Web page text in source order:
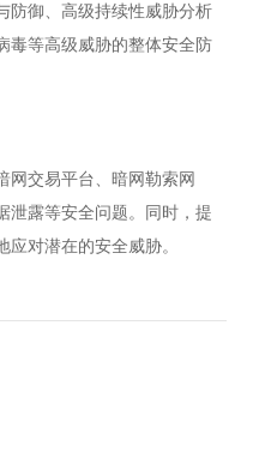
防御、高级持续性威胁分析
毒等高级威胁的整体安全防
网交易平台、暗网勒索网
泄露等安全问题。同时，提
对潜在的安全威胁。